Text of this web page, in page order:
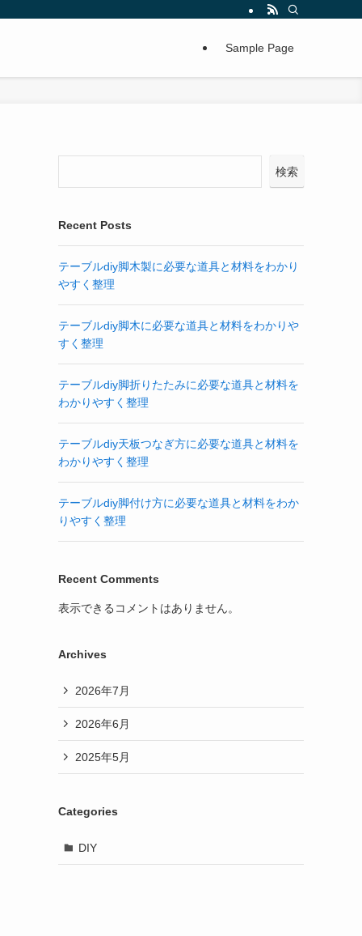
Sample Page
検索
Recent Posts
テーブルdiy脚木製に必要な道具と材料をわかり
やすく整理
テーブルdiy脚木に必要な道具と材料をわかりや
すく整理
テーブルdiy脚折りたたみに必要な道具と材料を
わかりやすく整理
テーブルdiy天板つなぎ方に必要な道具と材料を
わかりやすく整理
テーブルdiy脚付け方に必要な道具と材料をわか
りやすく整理
Recent Comments
表示できるコメントはありません。
Archives
2026年7月
2026年6月
2025年5月
Categories
DIY